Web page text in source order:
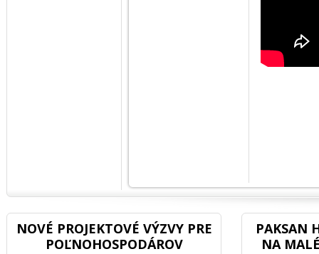
NOVÉ PROJEKTOVÉ VÝZVY PRE
POĽNOHOSPODÁROV
PAKSAN
NA